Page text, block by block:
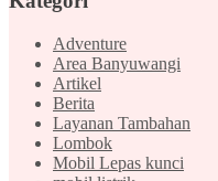
Adventure
Area Banyuwangi
Artikel
Berita
Layanan Tambahan
Lombok
Mobil Lepas kunci